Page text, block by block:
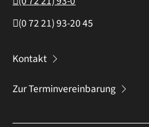
(07221) 93-2045
Kontakt
Zur Terminvereinbarung